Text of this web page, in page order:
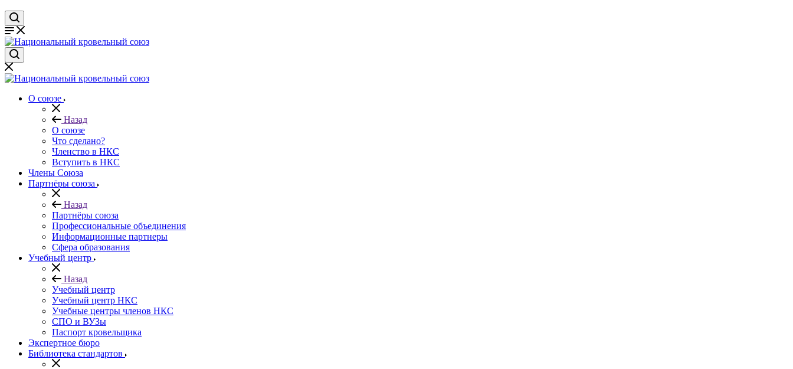
О союзе
Назад
О союзе
Что сделано?
Членство в НКС
Вступить в НКС
Члены Союза
Партнёры союза
Назад
Партнёры союза
Профессиональные объединения
Информационные партнеры
Сфера образования
Учебный центр
Назад
Учебный центр
Учебный центр НКС
Учебные центры членов НКС
СПО и ВУЗы
Паспорт кровельщика
Экспертное бюро
Библиотека стандартов